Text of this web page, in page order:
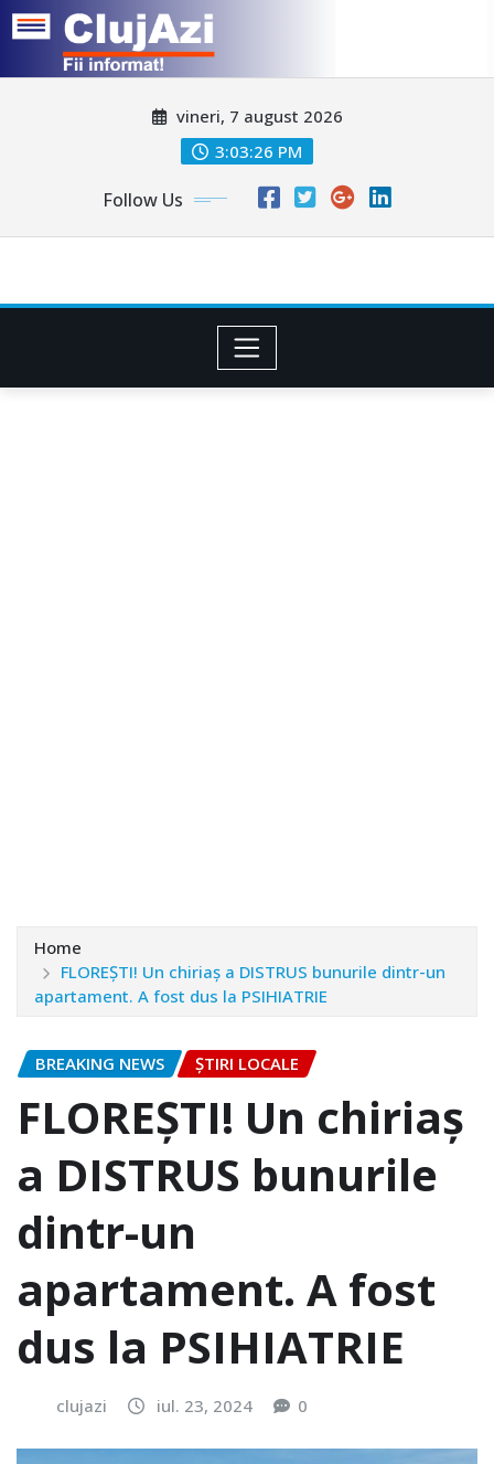
vineri, 7 august 2026
3:03:29 PM
Follow Us
Home
FLOREȘTI! Un chiriaș a DISTRUS bunurile dintr-un
apartament. A fost dus la PSIHIATRIE
BREAKING NEWS ȘTIRI LOCALE
FLOREȘTI! Un chiriaș
a DISTRUS bunurile
dintr-un
apartament. A fost
dus la PSIHIATRIE
clujazi iul. 23, 2024 0